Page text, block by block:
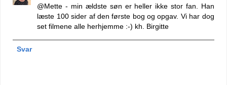
@Mette - min ældste søn er heller ikke stor fan. Han
læste 100 sider af den første bog og opgav. Vi har dog
set filmene alle herhjemme :-) kh. Birgitte
Svar